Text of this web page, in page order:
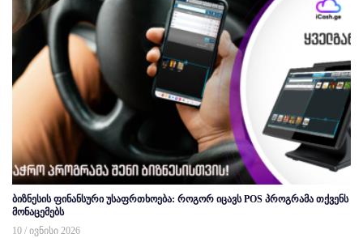
ბიზნესის ფინანსური უსაფრთხოება: როგორ იცავს POS პროგრამა თქვენს
მონაცემებს
10 / ივნისი 2026